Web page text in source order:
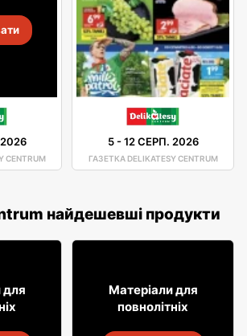
CENTRUM
5-12 СЕРП. 2026
ГАЗЕТКА DELIKATESY CENTRUM
найдешевші продукти
для
1999
Матеріали для
повнолітніх